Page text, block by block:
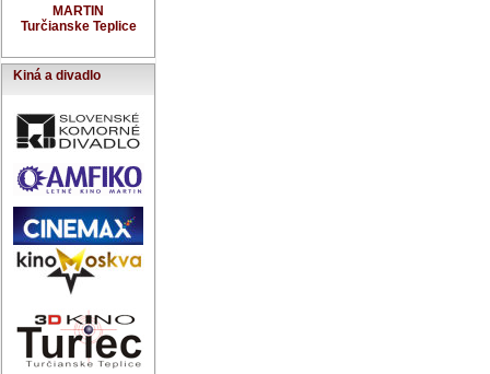
MARTIN
Turčianske Teplice
Kiná a divadlo